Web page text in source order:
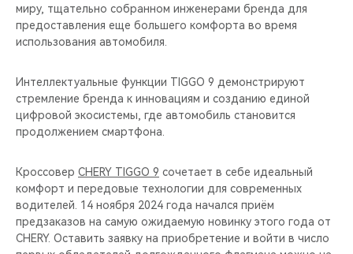
миру, тщательно собранном инженерами бренда для
предоставления еще большего комфорта во время
использования автомобиля.
Интеллектуальные функции TIGGO 9 демонстрируют
стремление бренда к инновациям и созданию единой
цифровой экосистемы, где автомобиль становится
продолжением смартфона.
Кроссовер CHERY TIGGO 9 сочетает в себе идеальный
комфорт и передовые технологии для современных
водителей. 14 ноября 2024 года начался приём
предзаказов на самую ожидаемую новинку этого года от
CHERY. Оставить заявку на приобретение и войти в число